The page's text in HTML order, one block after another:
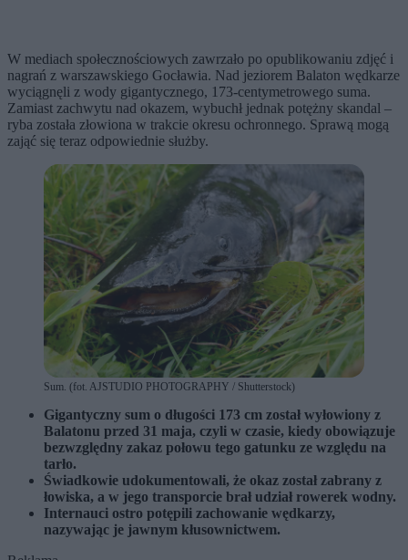
W mediach społecznościowych zawrzało po opublikowaniu zdjęć i
nagrań z warszawskiego Gocławia. Nad jeziorem Balaton wędkarze
wyciągnęli z wody gigantycznego, 173-centymetrowego suma.
Zamiast zachwytu nad okazem, wybuchł jednak potężny skandal –
ryba została złowiona w trakcie okresu ochronnego. Sprawą mogą
zająć się teraz odpowiednie służby.
Sum. (fot. AJSTUDIO PHOTOGRAPHY / Shutterstock)
Gigantyczny sum o długości 173 cm został wyłowiony z
Balatonu przed 31 maja, czyli w czasie, kiedy obowiązuje
bezwzględny zakaz połowu tego gatunku ze względu na
tarło.
Świadkowie udokumentowali, że okaz został zabrany z
łowiska, a w jego transporcie brał udział rowerek wodny.
Internauci ostro potępili zachowanie wędkarzy,
nazywając je jawnym kłusownictwem.